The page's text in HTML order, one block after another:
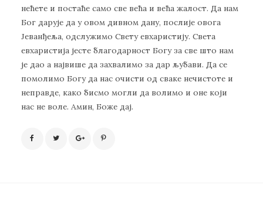
нећете и постаће само све већа и већа жалост. Да нам
Бог дарује да у овом дивном дану, послије овога
Јеванђеља, одслужимо Свету евхаристију. Света
евхаристија јесте благодарност Богу за све што нам
је дао а највише да захвалимо за дар љубави. Да се
помолимо Богу да нас очисти од сваке нечистоте и
неправде, како бисмо могли да волимо и оне који
нас не воле. Амин, Боже дај.